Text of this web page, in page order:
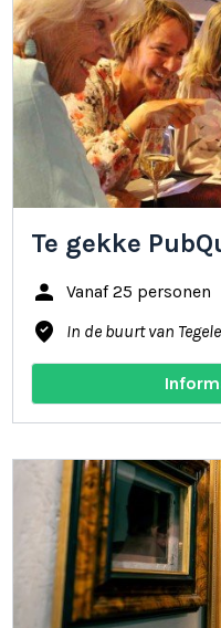
Te gekke
person
Vanaf 25 personen
where_to_vote In de buurt van